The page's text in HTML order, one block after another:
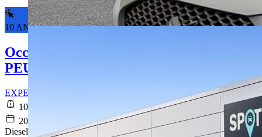
10 ANS DE GARANTIE*
Occasion
PEUGEOT EXPERT
EXPERT Long BlueHDi 120ch S&S BVM6 9 PLACES
101 517 km
2021-07-02
Diesel